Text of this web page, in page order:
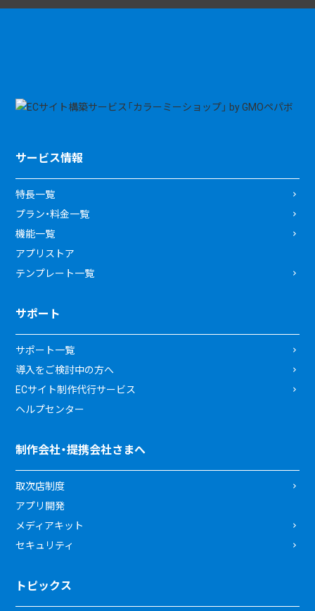
サービス情報
特長一覧
プラン・料金一覧
機能一覧
アプリストア
テンプレート一覧
サポート
サポート一覧
導入をご検討中の方へ
ECサイト制作代行サービス
ヘルプセンター
制作会社・提携会社さまへ
取次店制度
アプリ開発
メディアキット
セキュリティ
トピックス